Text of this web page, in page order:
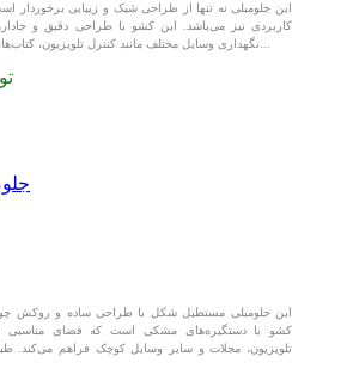
کاربردی نیز می‌باشد. این کشو با طراحی دقیق و
نگهداری وسایل مختلف مانند کنترل تلویزیون، کتاب‌ها، مجلات و سایر وسایل...
این جلومبلی مستطیل شکل با طراحی ساده و روکش
کشو با دستگیره‌های مشکی است که فضای مناسبی
تلویزیون، مجلات و سایر وسایل کوچک فراهم می‌کند.